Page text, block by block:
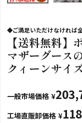
◆ご満足いただけなければ
【送料無料】
マザーグース
クィーンサイ
一般市場価格 ¥
工場直販卸価格 ¥